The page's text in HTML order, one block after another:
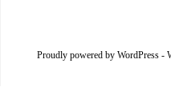
Proudly powered by WordPress-